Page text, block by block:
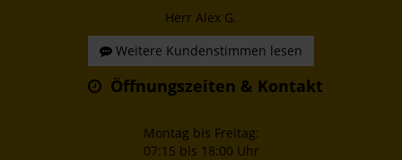
Herr Alex G.
Weitere Kundenstimmen lesen
Öffnungszeiten & Kontakt
Montag bis Freitag:
07:15 bis 18:00 Uhr